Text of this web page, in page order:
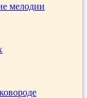
мелодии